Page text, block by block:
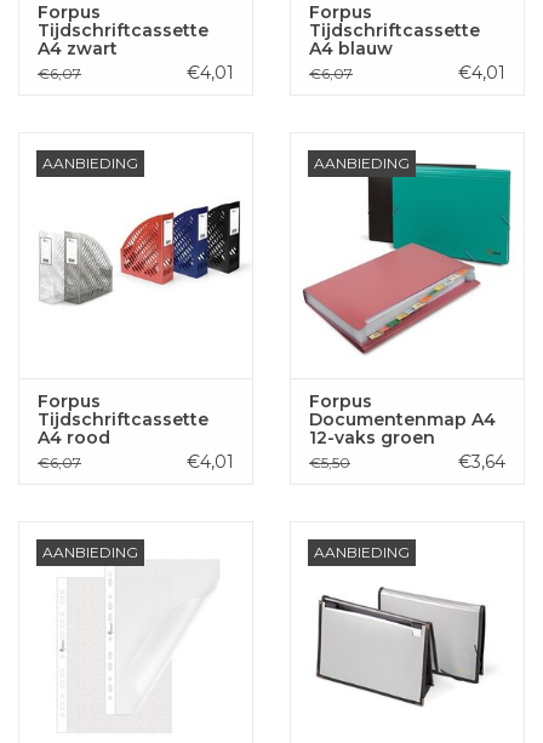
Forpus
Tijdschriftcassette
A4 zwart
€6,07 €4,01
Forpus
Tijdschriftcassette
A4 blauw
€6,07 €4,01
AANBIEDING
Forpus
Tijdschriftcassette
A4 rood
€6,07 €4,01
AANBIEDING
Forpus
Documentenmap A4
12-vaks groen
€5,50 €3,64
AANBIEDING AANBIEDING